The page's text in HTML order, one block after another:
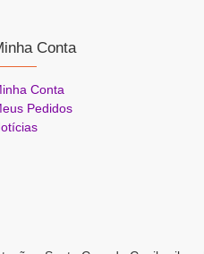
Conta
Conta
Pedidos